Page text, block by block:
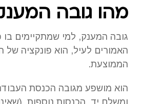
מהו גובה
גובה המענק, למי שמתקיימים בו
האמורים לעיל, הוא פונקציה
הממוצעת.
הוא מושפע מגובה הכנסת